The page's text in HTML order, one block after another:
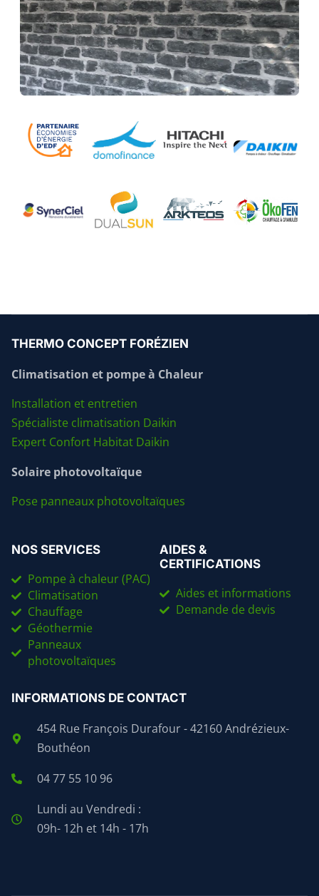
THERMO CONCEPT FORÉZIEN
Climatisation et pompe à Chaleur
Installation et entretien
Spécialiste climatisation Daikin
Expert Confort Habitat Daikin
Solaire photovoltaïque
Pose panneaux photovoltaïques
NOS SERVICES
Pompe à chaleur (PAC)
Climatisation
Chauffage
Géothermie
Panneaux
photovoltaïques
AIDES &
CERTIFICATIONS
Aides et informations
Demande de devis
INFORMATIONS DE CONTACT
454 Rue François Durafour - 42160 Andrézieux-
Bouthéon
04 77 55 10 96
Lundi au Vendredi :
09h- 12h et 14h - 17h